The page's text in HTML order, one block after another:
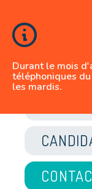
Durant le mois
téléphoniques
les mardis.JE SUIS